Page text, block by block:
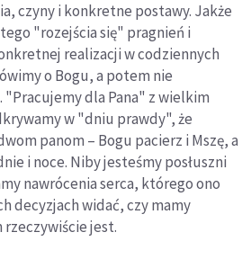
czyny i konkretne postawy. Jakże
"rozejścia się" pragnień i
realizacji w codziennych
o Bogu, a potem nie
"Pracujemy dla Pana" z wielkim
w "dniu prawdy", że
panom – Bogu pacierz i Mszę, a
i noce. Niby jesteśmy posłuszni
nawrócenia serca, którego ono
decyzjach widać, czy mamy
jest.